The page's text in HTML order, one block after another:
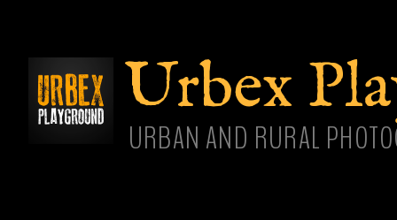
Urbex
URBAN AND RURAL